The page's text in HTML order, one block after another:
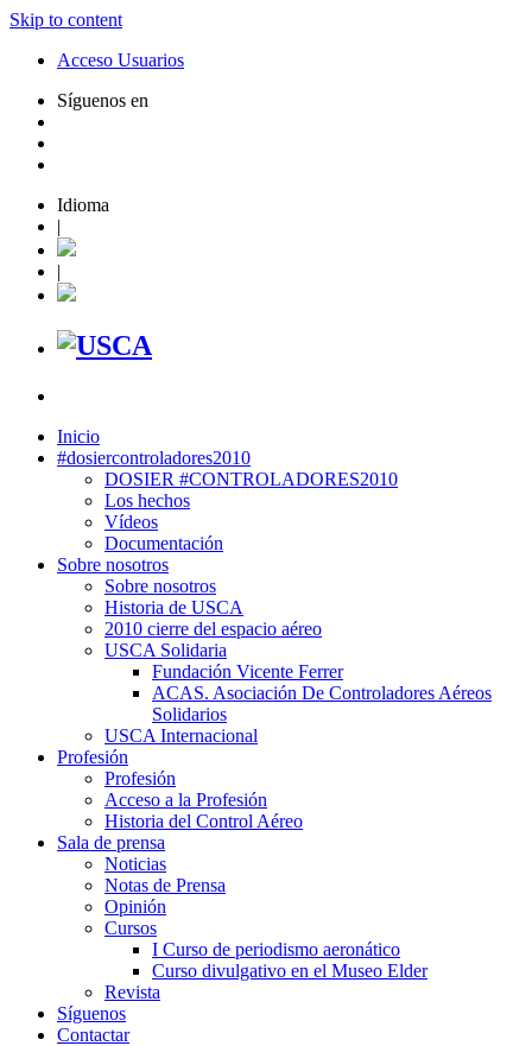
Skip to content
Acceso Usuarios
Síguenos en
Idioma
|
|
Inicio
#dosiercontroladores2010
DOSIER #CONTROLADORES2010
Los hechos
Vídeos
Documentación
Sobre nosotros
Sobre nosotros
Historia de USCA
2010 cierre del espacio aéreo
USCA Solidaria
Fundación Vicente Ferrer
ACAS. Asociación De Controladores Aéreos
Solidarios
USCA Internacional
Profesión
Profesión
Acceso a la Profesión
Historia del Control Aéreo
Sala de prensa
Noticias
Notas de Prensa
Opinión
Cursos
I Curso de periodismo aeronático
Curso divulgativo en el Museo Elder
Revista
Síguenos
Contactar